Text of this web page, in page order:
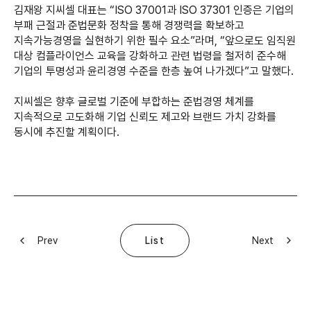
김재왕 지씨셀 대표는 “ISO 37001과 ISO 37301 인증은 기업의
부패 근절과 준법문화 정착을 통해 경쟁력을 확보하고
지속가능경영을 실현하기 위한 필수 요소”라며, “앞으로도 임직원
대상 컴플라이언스 교육을 강화하고 관련 법령을 철저히 준수해
기업의 투명성과 윤리경영 수준을 한층 높여 나가겠다”고 말했다.
지씨셀은 향후 글로벌 기준에 부합하는 준법경영 체계를
지속적으로 고도화해 기업 신뢰도 제고와 브랜드 가치 강화를
동시에 추진할 계획이다.
Prev List Next